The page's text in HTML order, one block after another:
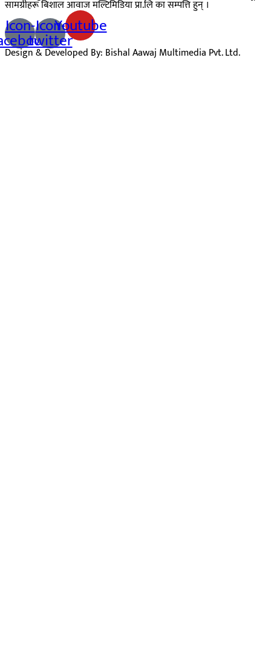
सामग्रीहरू बिशाल आवाज मल्टिमिडिया प्रा.लि का सम्पत्ति हुन् ।
Icon-Icon-
twitter
Youtube
Design & Developed By: Bishal Aawaj Multimedia Pvt. Ltd.